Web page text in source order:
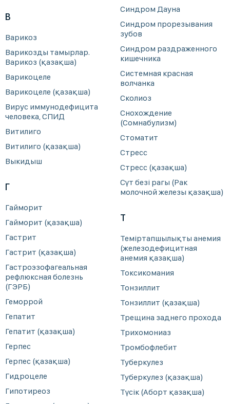
В
Варикоз
Варикозды тамырлар.
Варикоз (қазақша)
Варикоцеле
Варикоцеле (қазақша)
Вирус иммунодефицита
человека, СПИД
Витилиго
Витилиго (қазақша)
Выкидыш
Г
Гайморит
Гайморит (қазақша)
Гастрит
Гастрит (қазақша)
Гастроэзофагеальная
рефлюксная болезнь
(ГЭРБ)
Геморрой
Гепатит
Гепатит (қазақша)
Герпес
Герпес (қазақша)
Гидроцеле
Гипотиреоз
Синдром Дауна
Синдром прорезывания
зубов
Синдром раздраженного
кишечника
Системная красная
волчанка
Сколиоз
Снохождение
(Сомнабулизм)
Стоматит
Стресс
Стресс (қазақша)
Сүт безі рагы (Рак
молочной железы қазақша)
Т
Теміртапшылықты анемия
(железодефицитная
анемия қазақша)
Токсикомания
Тонзиллит
Тонзиллит (қазақша)
Трещина заднего прохода
Трихомониаз
Тромбофлебит
Туберкулез
Туберкулез (қазақша)
Түсік (Аборт қазақша)